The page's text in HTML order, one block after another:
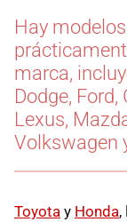
Hay
marca,
Dodge,
Lexus,
Volkswagen
Toyota y Honda,